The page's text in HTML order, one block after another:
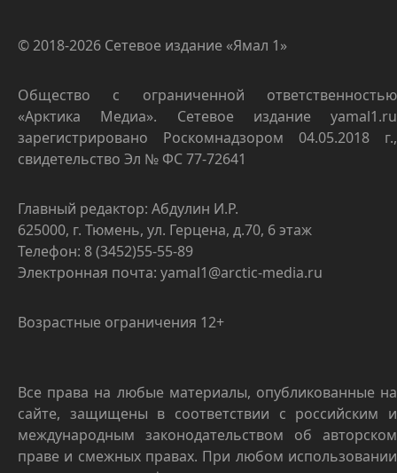
© 2018-2026 Сетевое издание «Ямал 1»
Общество с ограниченной ответственностью
«Арктика Медиа». Сетевое издание yamal1.ru
зарегистрировано Роскомнадзором 04.05.2018 г.,
свидетельство Эл № ФС 77-72641
Главный редактор: Абдулин И.Р.
625000, г. Тюмень, ул. Герцена, д.70, 6 этаж
Телефон: 8 (3452)55-55-89
Электронная почта: yamal1@arctic-media.ru
Возрастные ограничения 12+
Все права на любые материалы, опубликованные на
сайте, защищены в соответствии с российским и
международным законодательством об авторском
праве и смежных правах. При любом использовании